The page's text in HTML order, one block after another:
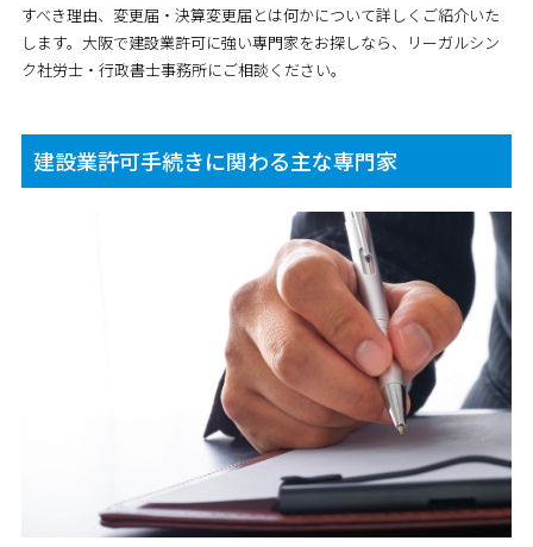
すべき理由、変更届・決算変更届とは何かについて詳しくご紹介いた
します。大阪で建設業許可に強い専門家をお探しなら、リーガルシン
ク社労士・行政書士事務所にご相談ください。
建設業許可手続きに関わる主な専門家